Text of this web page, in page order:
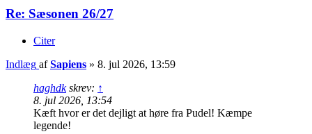
Re: Sæsonen 26/27
Citer
Indlæg afSapiens » 8. jul 2026, 13:59
haghdkskrev: ↑
8. jul 2026, 13:54
Kæft hvor er det dejligt at høre fra Pudel! Kæmpe
legende!